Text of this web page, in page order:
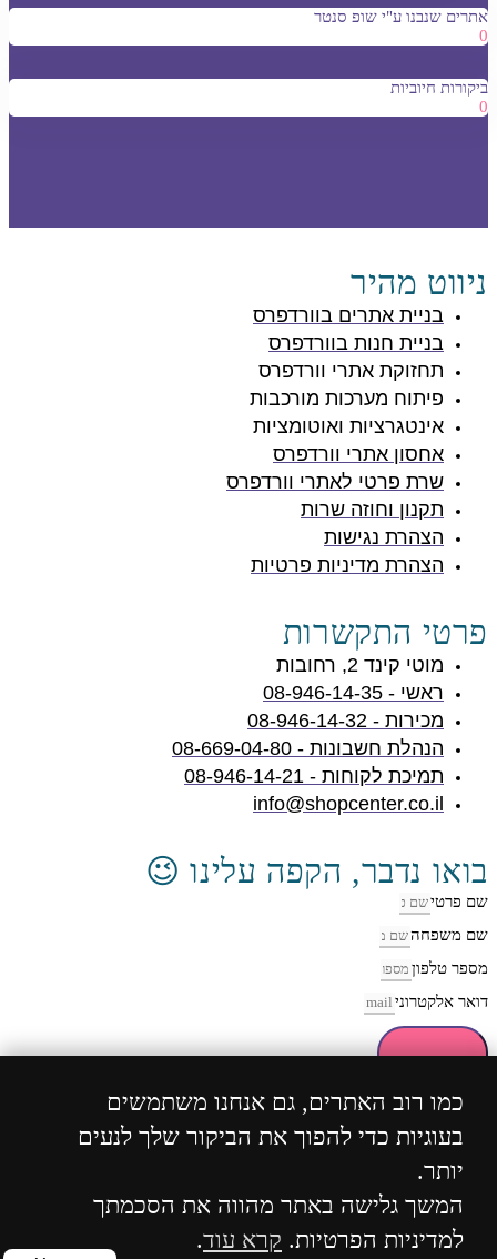
כמו רוב האתרים, גם אנחנו משתמשים
בעוגיות כדי להפוך את הביקור שלך לנעים
יותר.
המשך גלישה באתר מהווה את הסכמתך
למדיניות הפרטיות. קרא עוד.
אתרים שנבנו ע"י שופ סנטר
0
ביקורות חיוביות
0
ניווט מהיר
בניית אתרים בוורדפרס
בניית חנות בוורדפרס
תחזוקת אתרי וורדפרס
פיתוח מערכות מורכבות
אינטגרציות ואוטומציות
אחסון אתרי וורדפרס
שרת פרטי לאתרי וורדפרס
תקנון וחוזה שרות
הצהרת נגישות
הצהרת מדיניות פרטיות
פרטי התקשרות
מוטי קינד 2, רחובות
ראשי - 08-946-14-35
מכירות - 08-946-14-32
הנהלת חשבונות - 08-669-04-80
תמיכת לקוחות - 08-946-14-21
info@shopcenter.co.il
בואו נדבר, הקפה עלינו 😉
שם פרטי
שם משפחה
מספר טלפון
דואר אלקטרוני
כל הזכויות שמורות 2004 - 2024 © ShopCenter
WhatsApp